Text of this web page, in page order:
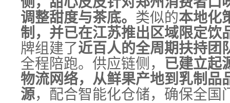
调整甜度与茶底。 类似的本地化
制，并已在江苏推出区域限定饮
牌组建了近百人的全周期扶持团
全程陪跑。供应链侧， 已建立起
物流网络，从鲜果产地到乳制品
源，配合智能化仓储，确保全国